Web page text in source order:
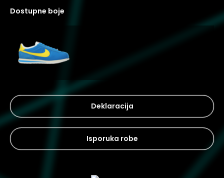
dostupne boje
Deklaracija
Isporuka robe